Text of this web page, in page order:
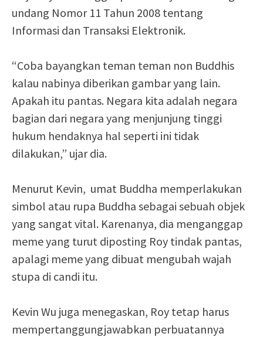
undang Nomor 11 Tahun 2008 tentang
Informasi dan Transaksi Elektronik.
“Coba bayangkan teman teman non Buddhis
kalau nabinya diberikan gambar yang lain.
Apakah itu pantas. Negara kita adalah negara
bagian dari negara yang menjunjung tinggi
hukum hendaknya hal seperti ini tidak
dilakukan,” ujar dia.
Menurut Kevin, umat Buddha memperlakukan
simbol atau rupa Buddha sebagai sebuah objek
yang sangat vital. Karenanya, dia menganggap
meme yang turut diposting Roy tindak pantas,
apalagi meme yang dibuat mengubah wajah
stupa di candi itu.
Kevin Wu juga menegaskan, Roy tetap harus
mempertanggungjawabkan perbuatannya